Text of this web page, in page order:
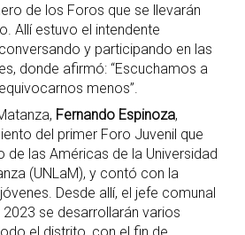
de los Foros que se llevarán
Allí estuvo el intendente
y participando en las
donde afirmó: “Escuchamos a
menos”.
Fernando Espinoza,
del primer Foro Juvenil que
de las Américas de la Universidad
(UNLaM), y contó con la
Desde allí, el jefe comunal
se desarrollarán varios